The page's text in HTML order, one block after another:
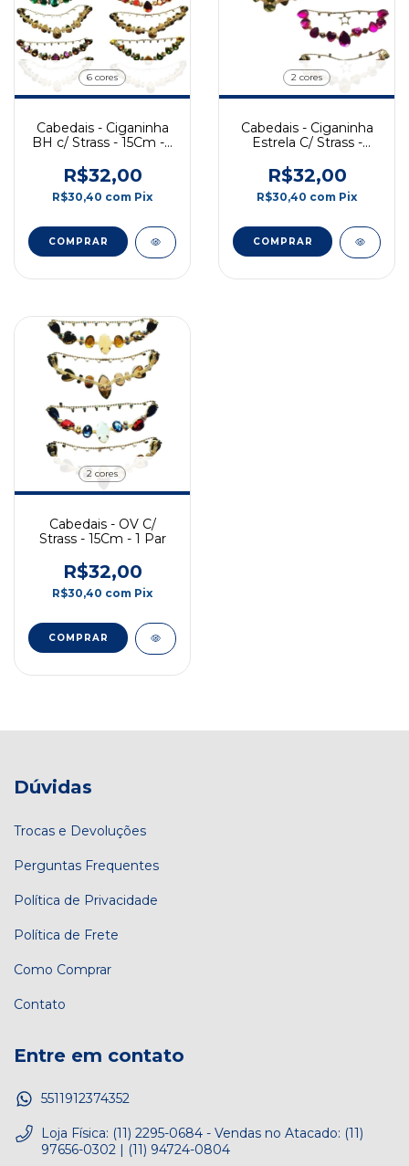
6 cores
Cabedais - Ciganinha
BH c/ Strass - 15Cm - 1
R$32,00
R$30,40 com Pix
COMPRAR
2 cores
Cabedais - Ciganinha
Estrela C/ Strass -
R$32,00
R$30,40 com Pix
COMPRAR
2 cores
Cabedais - OV C/
Strass - 15Cm - 1 Par
R$32,00
R$30,40 com Pix
COMPRAR
Dúvidas
Trocas e Devoluções
Perguntas Frequentes
Política de Privacidade
Política de Frete
Como Comprar
Contato
Entre em contato
5511912374352
Loja Física: (11) 2295-0684 - Vendas no Atacado: (11)
97656-0302 | (11) 94724-0804